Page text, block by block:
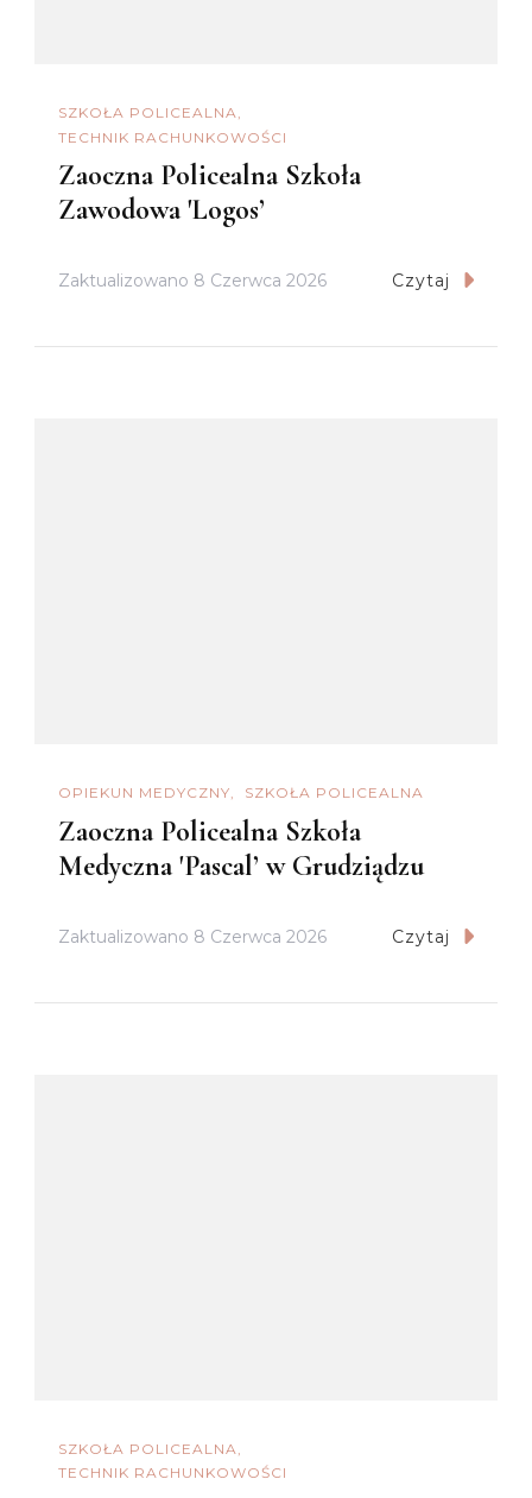
SZKOŁA POLICEALNA
TECHNIK RACHUNKOWOŚCI
Zaoczna Policealna Szkoła
Zawodowa 'Logos’
Zaktualizowano 8 Czerwca 2026 Czytaj
OPIEKUN MEDYCZNY SZKOŁA POLICEALNA
Zaoczna Policealna Szkoła
Medyczna 'Pascal’ w Grudziądzu
Zaktualizowano 8 Czerwca 2026 Czytaj
SZKOŁA POLICEALNA
TECHNIK RACHUNKOWOŚCI